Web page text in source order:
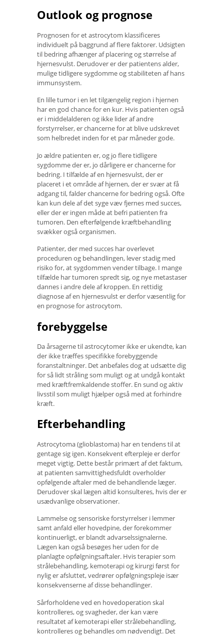
Outlook og prognose
Prognosen for et astrocytom klassificeres
individuelt på baggrund af flere faktorer. Udsigten
til bedring afhænger af placering og størrelse af
hjernesvulst. Derudover er der patientens alder,
mulige tidligere sygdomme og stabiliteten af ​​hans
immunsystem.
En lille tumor i en let tilgængelig region i hjernen
har en god chance for en kur. Hvis patienten også
er i middelalderen og ikke lider af andre
forstyrrelser, er chancerne for at blive udskrevet
som helbredet inden for et par måneder gode.
Jo ældre patienten er, og jo flere tidligere
sygdomme der er, jo dårligere er chancerne for
bedring. I tilfælde af en hjernesvulst, der er
placeret i et område af hjernen, der er svær at få
adgang til, falder chancerne for bedring også. Ofte
kan kun dele af det syge væv fjernes med succes,
eller der er ingen måde at befri patienten fra
tumoren. Den efterfølgende kræftbehandling
svækker også organismen.
Patienter, der med succes har overlevet
proceduren og behandlingen, lever stadig med
risiko for, at sygdommen vender tilbage. I mange
tilfælde har tumoren spredt sig, og nye metastaser
dannes i andre dele af kroppen. En rettidig
diagnose af en hjernesvulst er derfor væsentlig for
en prognose for astrocytom.
forebyggelse
Da årsagerne til astrocytomer ikke er ukendte, kan
der ikke træffes specifikke forebyggende
foranstaltninger. Det anbefales dog at udsætte dig
for så lidt stråling som muligt og at undgå kontakt
med kræftfremkaldende stoffer. En sund og aktiv
livsstil som muligt hjælper også med at forhindre
kræft.
Efterbehandling
Astrocytoma (glioblastoma) har en tendens til at
gentage sig igen. Konsekvent efterpleje er derfor
meget vigtig. Dette består primært af det faktum,
at patienten samvittighedsfuldt overholder
opfølgende aftaler med de behandlende læger.
Derudover skal lægen altid konsulteres, hvis der er
usædvanlige observationer.
Lammelse og sensoriske forstyrrelser i lemmer
samt anfald eller hovedpine, der forekommer
kontinuerligt, er blandt advarselssignalerne.
Lægen kan også besøges her uden for de
planlagte opfølgningsaftaler. Hvis terapier som
strålebehandling, kemoterapi og kirurgi først for
nylig er afsluttet, vedrører opfølgningspleje især
konsekvenserne af disse behandlinger.
Sårforholdene ved en hovedoperation skal
kontrolleres, og svagheder, der kan være
resultatet af kemoterapi eller strålebehandling,
kontrolleres og behandles om nødvendigt. Det